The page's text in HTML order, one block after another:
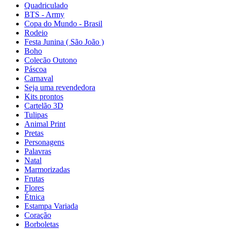
Quadriculado
BTS - Army
Copa do Mundo - Brasil
Rodeio
Festa Junina ( São João )
Boho
Colecão Outono
Páscoa
Carnaval
Seja uma revendedora
Kits prontos
Cartelão 3D
Tulipas
Animal Print
Pretas
Personagens
Palavras
Natal
Marmorizadas
Frutas
Flores
Étnica
Estampa Variada
Coração
Borboletas